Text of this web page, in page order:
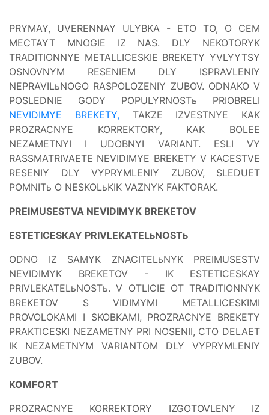
PRYMAY, UVERENNAY ULYBKA - ETO TO, O CEM
MECTAYT MNOGIE IZ NAS. DLY NEKOTORYK
TRADITIONNYE METALLICESKIE BREKETY YVLYYTSY
OSNOVNYM RESENIEM DLY ISPRAVLENIY
NEPRAVILьNOGO RASPOLOZENIY ZUBOV. ODNAKO V
POSLEDNIE GODY POPULYRNOSTь PRIOBRELI
NEVIDIMYE BREKETY,TAKZE IZVESTNYE KAK
PROZRACNYE KORREKTORY, KAK BOLEE
NEZAMETNYI I UDOBNYI VARIANT. ESLI VY
RASSMATRIVAETE NEVIDIMYE BREKETY V KACESTVE
RESENIY DLY VYPRYMLENIY ZUBOV, SLEDUET
POMNITь O NESKOLьKIK VAZNYK FAKTORAK.
PREIMUSESTVA NEVIDIMYK BREKETOV
ESTETICESKAY PRIVLEKATELьNOSTь
ODNO IZ SAMYK ZNACITELьNYK PREIMUSESTV
NEVIDIMYK BREKETOV - IK ESTETICESKAY
PRIVLEKATELьNOSTь. V OTLICIE OT TRADITIONNYK
BREKETOV S VIDIMYMI METALLICESKIMI
PROVOLOKAMI I SKOBKAMI, PROZRACNYE BREKETY
PRAKTICESKI NEZAMETNY PRI NOSENII, CTO DELAET
IK NEZAMETNYM VARIANTOM DLY VYPRYMLENIY
ZUBOV.
KOMFORT
PROZRACNYE KORREKTORY IZGOTOVLENY IZ